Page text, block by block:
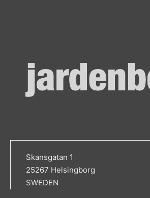
Skansgatan 1
25267 Helsingborg
SWEDEN